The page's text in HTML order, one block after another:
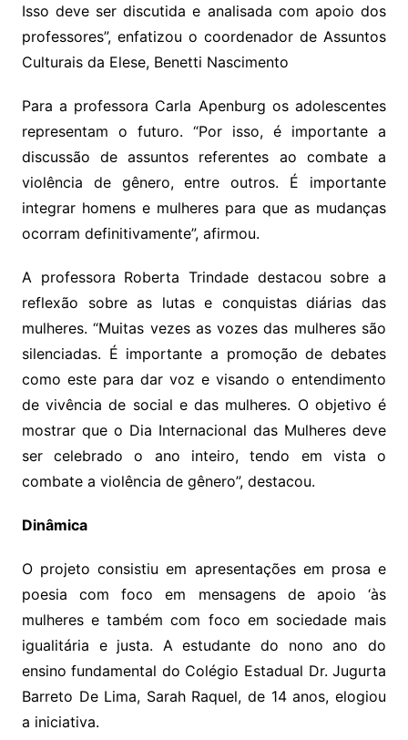
Isso deve ser discutida e analisada com apoio dos
professores”, enfatizou o coordenador de Assuntos
Culturais da Elese, Benetti Nascimento
Para a professora Carla Apenburg os adolescentes
representam o futuro. “Por isso, é importante a
discussão de assuntos referentes ao combate a
violência de gênero, entre outros. É importante
integrar homens e mulheres para que as mudanças
ocorram definitivamente”, afirmou.
A professora Roberta Trindade destacou sobre a
reflexão sobre as lutas e conquistas diárias das
mulheres. “Muitas vezes as vozes das mulheres são
silenciadas. É importante a promoção de debates
como este para dar voz e visando o entendimento
de vivência de social e das mulheres. O objetivo é
mostrar que o Dia Internacional das Mulheres deve
ser celebrado o ano inteiro, tendo em vista o
combate a violência de gênero”, destacou.
Dinâmica
O projeto consistiu em apresentações em prosa e
poesia com foco em mensagens de apoio ‘às
mulheres e também com foco em sociedade mais
igualitária e justa. A estudante do nono ano do
ensino fundamental do Colégio Estadual Dr. Jugurta
Barreto De Lima, Sarah Raquel, de 14 anos, elogiou
a iniciativa.